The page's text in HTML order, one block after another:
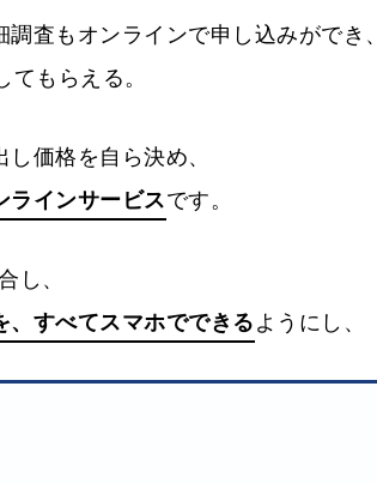
査もオンラインで申し込みができ、
てもらえる。
価格を自ら決め、
ラインサービスです。
し、
すべてスマホでできる ようにし、